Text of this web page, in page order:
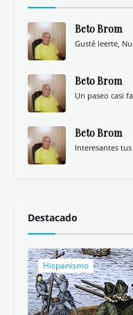
Beto Brom
Gusté leerte,
Beto Brom
Un paseo casi
Beto Brom
Interesantes
Destacado
Hispanismo